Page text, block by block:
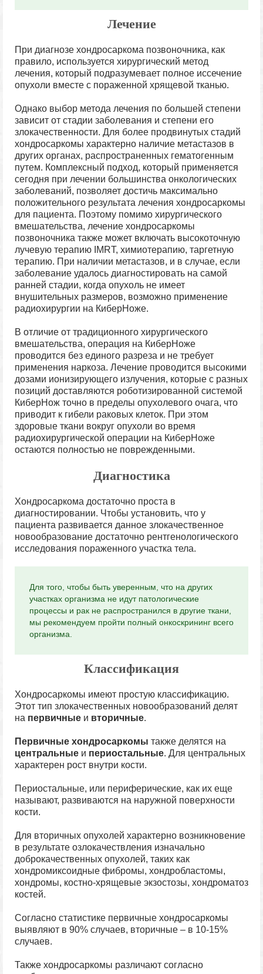
Лечение
При диагнозе хондросаркома позвоночника, как
правило, используется хирургический метод
лечения, который подразумевает полное иссечение
опухоли вместе с пораженной хрящевой тканью.
Однако выбор метода лечения по большей степени
зависит от стадии заболевания и степени его
злокачественности. Для более продвинутых стадий
хондросаркомы характерно наличие метастазов в
других органах, распространенных гематогенным
путем. Комплексный подход, который применяется
сегодня при лечении большинства онкологических
заболеваний, позволяет достичь максимально
положительного результата лечения хондросаркомы
для пациента. Поэтому помимо хирургического
вмешательства, лечение хондросаркомы
позвоночника также может включать высокоточную
лучевую терапию IMRT, химиотерапию, таргетную
терапию. При наличии метастазов, и в случае, если
заболевание удалось диагностировать на самой
ранней стадии, когда опухоль не имеет
внушительных размеров, возможно применение
радиохирургии на КиберНоже.
В отличие от традиционного хирургического
вмешательства, операция на КиберНоже
проводится без единого разреза и не требует
применения наркоза. Лечение проводится высокими
дозами ионизирующего излучения, которые с разных
позиций доставляются роботизированной системой
КиберНож точно в пределы опухолевого очага, что
приводит к гибели раковых клеток. При этом
здоровые ткани вокруг опухоли во время
радиохирургической операции на КиберНоже
остаются полностью не поврежденными.
Диагностика
Хондросаркома достаточно проста в
диагностировании. Чтобы установить, что у
пациента развивается данное злокачественное
новообразование достаточно рентгенологического
исследования пораженного участка тела.
Для того, чтобы быть уверенным, что на других
участках организма не идут патологические
процессы и рак не распространился в другие ткани,
мы рекомендуем пройти полный онкоскрининг всего
организма.
Классификация
Хондросаркомы имеют простую классификацию.
Этот тип злокачественных новообразований делят
на первичные и вторичные.
Первичные хондросаркомы также делятся на
центральные и периостальные. Для центральных
характерен рост внутри кости.
Периостальные, или периферические, как их еще
называют, развиваются на наружной поверхности
кости.
Для вторичных опухолей характерно возникновение
в результате озлокачествления изначально
доброкачественных опухолей, таких как
хондромиксоидные фибромы, хондробластомы,
хондромы, костно-хрящевые экзостозы, хондроматоз
костей.
Согласно статистике первичные хондросаркомы
выявляют в 90% случаев, вторичные – в 10-15%
случаев.
Также хондросаркомы различают согласно